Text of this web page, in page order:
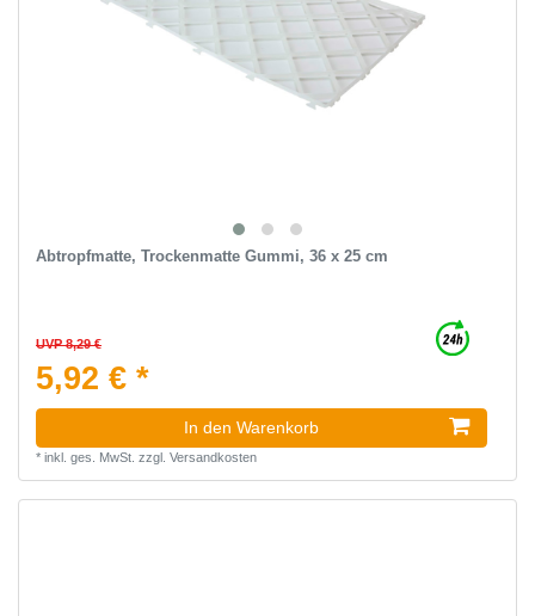
Abtropfmatte, Trockenmatte Gummi, 36 x 25 cm
UVP 8,29 €
5,92 € *
In den Warenkorb
* inkl. ges. MwSt. zzgl. Versandkosten